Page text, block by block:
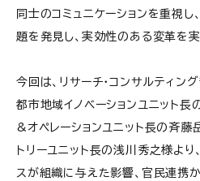
同士のコミュニケーションを重視
題を発見し、実効性のある変革を実
今回は、リサーチ・コンサルティン
都市地域イノベーションユニット長
&オペレーションユニット長の斉藤
トリーユニット長の浅川秀之様よ
スが組織に与えた影響、官民連携